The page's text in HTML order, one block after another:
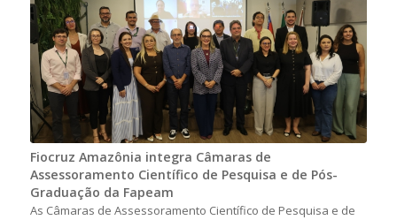
Fiocruz Amazônia integra Câmaras de
Assessoramento Científico de Pesquisa e de Pós-
Graduação da Fapeam
As Câmaras de Assessoramento Científico de Pesquisa e de